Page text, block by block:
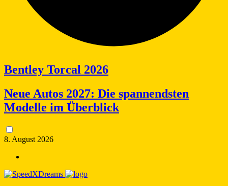
Bentley Torcal 2026
Neue Autos 2027: Die spannendsten
Modelle im Überblick
8. August 2026